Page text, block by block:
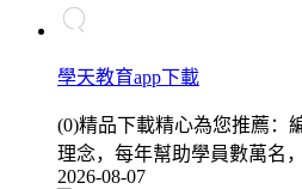
學天教育app下載
(0)精品下載精心為您推薦：
理念，每年幫助學員數萬名
2026-08-07